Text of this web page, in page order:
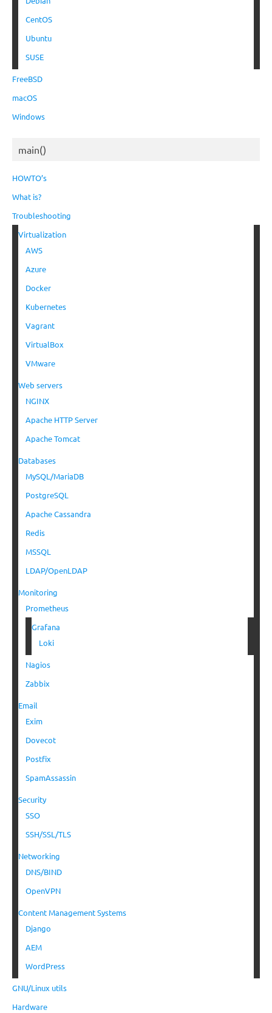
CentOS
Ubuntu
SUSE
FreeBSD
macOS
Windows
main()
HOWTO’s
What is?
Troubleshooting
Virtualization
AWS
Azure
Docker
Kubernetes
Vagrant
VirtualBox
VMware
Web servers
NGINX
Apache HTTP Server
Apache Tomcat
Databases
MySQL/MariaDB
PostgreSQL
Apache Cassandra
Redis
MSSQL
LDAP/OpenLDAP
Monitoring
Prometheus
Grafana
Loki
Nagios
Zabbix
Email
Exim
Dovecot
Postfix
SpamAssassin
Security
SSO
SSH/SSL/TLS
Networking
DNS/BIND
OpenVPN
Content Management Systems
Django
AEM
WordPress
GNU/Linux utils
Hardware